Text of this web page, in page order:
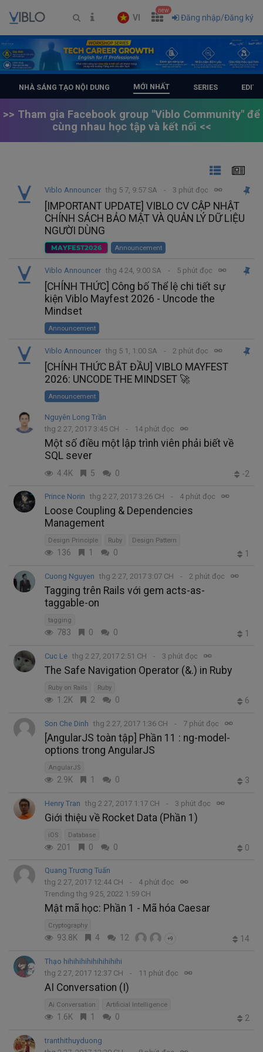
VI
new
Đăng nhập/Đăng ký
NHÀ SÁNG TẠO NỘI DUNG MỚI NHẤT SERIES
>> Tham gia Facebook group "Viblo Community" để
cùng nhau học tập và kết nối <<
Viblo Announcer thg 5 7, 9:57 SA 3 phút đọc
[IMPORTANT UPDATE] VIBLO CV CẬP NHẬT
CHÍNH SÁCH BẢO MẬT VÀ QUẢN LÝ DỮ LIỆU
NGƯỜI DÙNG
MAYFEST2026 Announcement
Viblo Announcer thg 4 24, 9:00 SA 5 phút đọc
[CHÍNH THỨC] Công bố Thể lệ chi tiết sự
kiện Viblo Mayfest 2026 - Uncode the
Mindset
Announcement
Viblo Announcer thg 5 1, 1:00 SA 2 phút đọc
[CHÍNH THỨC BẮT ĐẦU] VIBLO MAYFEST
2026: UNCODE THE MINDSET 🚀
Announcement
Nguyên Long Trần
thg 2 27, 2017 3:45 CH
14 phút đọc
Một số điều một lập trình viên phải biết về
SQL sever
4.4K 5 0 -2
Prince Norin thg 2 27, 2017 3:26 CH 4 phút đọc
Loose Coupling & Dependencies
Management
Design Principle Ruby Design Pattern
136 1 0 1
Cuong Nguyen thg 2 27, 2017 3:07 CH 2 phút đọc
Tagging trên Rails với gem acts-as-
taggable-on
tagging
783 0 0 1
Cuc Le thg 2 27, 2017 2:51 CH 3 phút đọc
The Safe Navigation Operator (&.) in Ruby
Ruby on Rails Ruby
1.2K 2 0 6
Son Che Dinh thg 2 27, 2017 1:36 CH 7 phút đọc
[AngularJS toàn tập] Phần 11 : ng-model-
options trong AngularJS
AngularJS
2.9K 1 0 3
Henry Tran thg 2 27, 2017 1:17 CH 3 phút đọc
Giới thiệu về Rocket Data (Phần 1)
iOS Database
201 0 0 0
Quang Trương Tuấn
thg 2 27, 2017 12:44 CH
4 phút đọc
Trending thg 9 25, 2022 1:59 CH
Mật mã học: Phần 1 - Mã hóa Caesar
Cryptography
93.8K 4 12 +9 14
Thạo hihihihihihihihihihi
thg 2 27, 2017 12:37 CH
11 phút đọc
AI Conversation (I)
Ai Conversation Artificial Intelligence
1.6K 1 0 2
tranthithuyduong